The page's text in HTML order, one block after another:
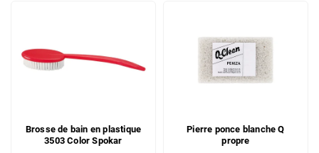
Brosse de bain en plastique
3503 Color Spokar
Pierre ponce blanche Q
propre